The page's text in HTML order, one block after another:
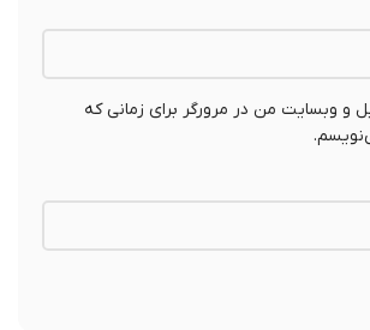
وبسایت من در مرورگر برای زمانی که